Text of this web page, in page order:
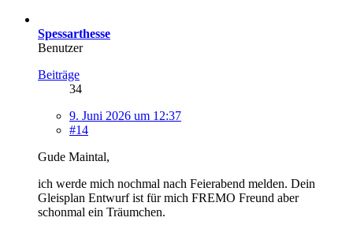
Spessarthesse
Benutzer
Beiträge
34
9. Juni 2026 um 12:37
#14
Gude Maintal,
ich werde mich nochmal nach Feierabend melden. Dein
Gleisplan Entwurf ist für mich FREMO Freund aber
schonmal ein Träumchen.